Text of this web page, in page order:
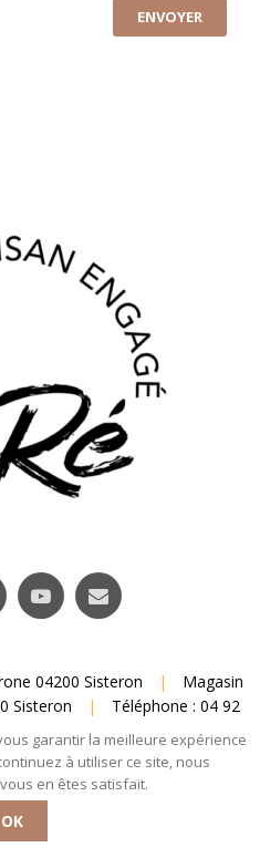
04200 Sisteron |
Magasin
Sisteron
|
Téléphone : 04 92
: contact@pain-lore.fr
© 2019 – Une réalisation
.
garantir la meilleure expérience
à utiliser ce site, nous
en êtes satisfait.
OK